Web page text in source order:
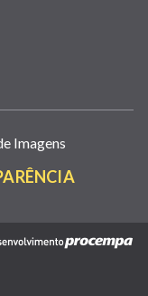
Imagens
(LINK
EM
NOVA